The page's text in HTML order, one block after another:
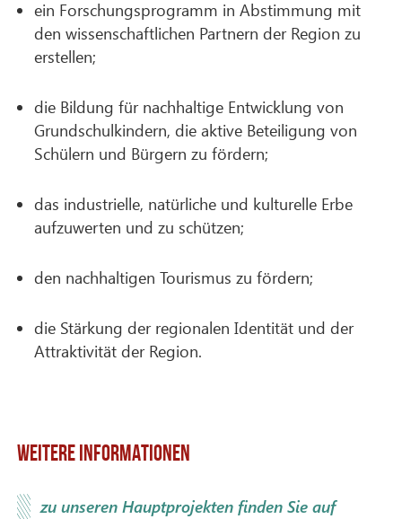
ein Forschungsprogramm in Abstimmung mit
den wissenschaftlichen Partnern der Region zu
erstellen;
die Bildung für nachhaltige Entwicklung von
Grundschulkindern, die aktive Beteiligung von
Schülern und Bürgern zu fördern;
das industrielle, natürliche und kulturelle Erbe
aufzuwerten und zu schützen;
den nachhaltigen Tourismus zu fördern;
die Stärkung der regionalen Identität und der
Attraktivität der Region.
WEITERE INFORMATIONEN
zu unseren Hauptprojekten finden Sie auf